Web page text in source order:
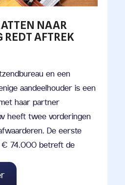
NAAR
REDT AFTREK
en een
aandeelhouder is een
haar partner
heeft twee vorderingen
De eerste
€ 74.000 betreft de